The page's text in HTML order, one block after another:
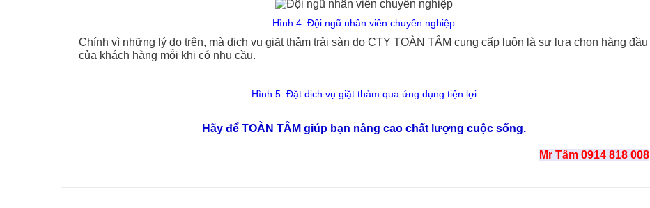
Hình 4: Đội ngũ nhân viên chuyên nghiệp
Chính vì những lý do trên, mà dịch vụ giặt thảm trải sàn do CTY TOÀN TÂM cung cấp luôn là sự lựa chọn hàng đầu
của khách hàng mỗi khi có nhu cầu.
Hình 5: Đặt dịch vụ giặt thảm qua ứng dụng tiện lợi
Hãy để TOÀN TÂM giúp bạn nâng cao chất lượng cuộc sống.
Mr Tâm 0914 818 008